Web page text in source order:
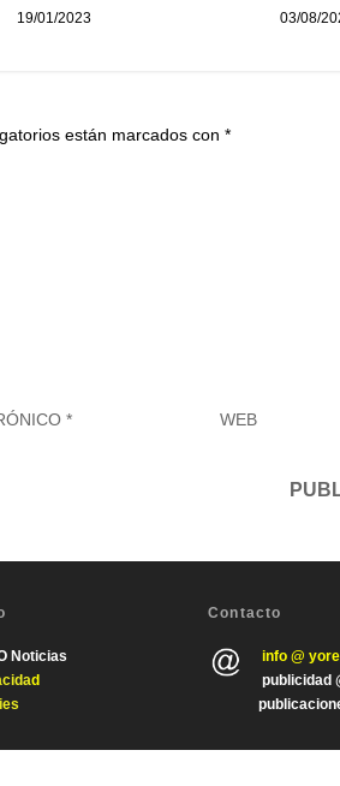
19/01/2023 03/08/
están marcados con*
Noticias
d
Contacto
info @
publicidad
publicaciones